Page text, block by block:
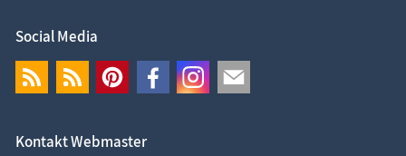
Social Media
Kontakt Webmaster